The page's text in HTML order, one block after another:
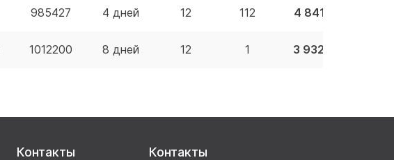
985427 4 дней 12 112 4 841.62 BYN
1012200 8 дней 12 1 3 932.66 BYN
Контакты
Контакты